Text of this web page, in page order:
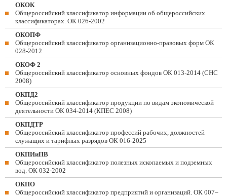
ОКОК
Общероссийский классификатор информации об общероссийских
классификаторах. ОК 026-2002
ОКОПФ
Общероссийский классификатор организационно-правовых форм ОК
028-2012
ОКОФ 2
Общероссийский классификатор основных фондов ОК 013-2014 (СНС
2008)
ОКПД2
Общероссийский классификатор продукции по видам экономической
деятельности ОК 034-2014 (КПЕС 2008)
ОКПДТР
Общероссийский классификатор профессий рабочих, должностей
служащих и тарифных разрядов ОК 016-2025
ОКПИиПВ
Общероссийский классификатор полезных ископаемых и подземных
вод. ОК 032-2002
ОКПО
Общероссийский классификатор предприятий и организаций. ОК 007–